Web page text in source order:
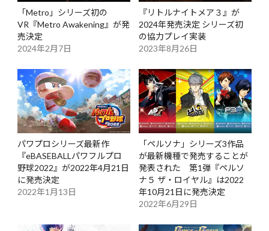
「Metro」シリーズ初の
VR『Metro Awakening』が発
売決定
2024年2月7日
『リトルナイトメア３』が
2024年発売決定 シリーズ初
の協力プレイ実装
2023年8月26日
パワプロシリーズ最新作
『eBASEBALLパワフルプロ
野球2022』が2022年4月21日
に発売決定
2022年1月13日
「ペルソナ」シリーズ3作品
が最新機種で発売することが
発表された 第1弾『ペルソ
ナ５ ザ・ロイヤル』は2022
年10月21日に発売決定
2022年6月29日